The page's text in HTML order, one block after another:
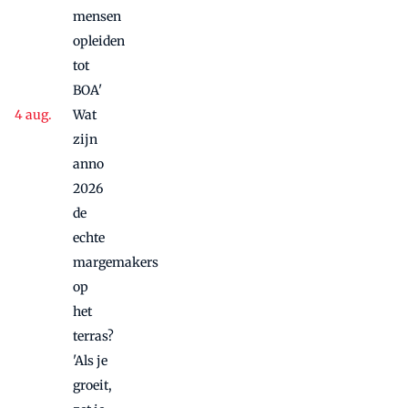
mensen
opleiden
tot
BOA'
Wat
zijn
anno
2026
de
echte
margemakers
op
het
terras?
'Als je
groeit,